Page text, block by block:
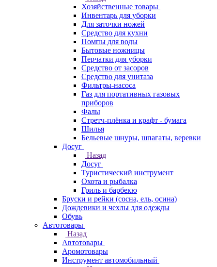
Хозяйственные товары
Инвентарь для уборки
Для заточки ножей
Средство для кухни
Помпы для воды
Бытовые ножницы
Перчатки для уборки
Средство от засоров
Средство для унитаза
Фильтры-насоса
Газ для портативных газовых
приборов
Фалы
Стретч-плёнка и крафт - бумага
Шилья
Бельевые шнуры, шпагаты, веревки
Досуг
Назад
Досуг
Туристический инструмент
Охота и рыбалка
Гриль и барбекю
Бруски и рейки (сосна, ель, осина)
Дождевики и чехлы для одежды
Обувь
Автотовары
Назад
Автотовары
Аромотовары
Инструмент автомобильный